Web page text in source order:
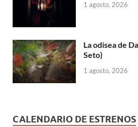
1 agosto, 2026
La odisea de
Seto)
1 agosto, 2026
CALENDARIO DE ESTRENOS